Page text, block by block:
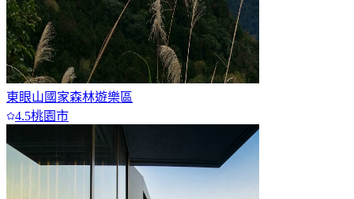
東眼山國家森林遊樂區
4.5桃園市